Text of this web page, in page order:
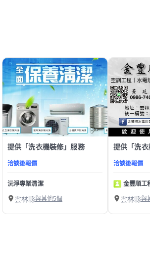
提供「洗衣機裝修」服務
洽談後報價
沅淨專業清潔
雲林縣與其他5個
提供「洗
洽談後報價
金豐順工
雲林縣與